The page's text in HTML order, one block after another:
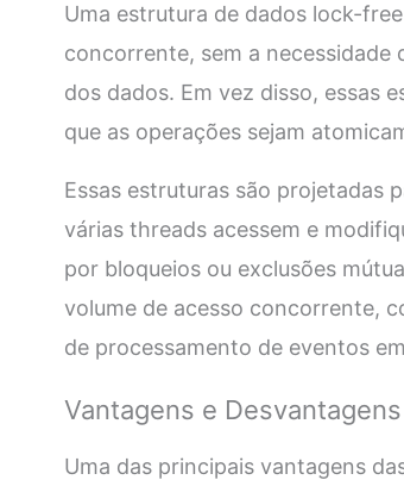
Uma estrutura de dados lock-
concorrente, sem a necessidade
dos dados. Em vez disso, essas
que as operações sejam
Essas estruturas são projetadas
várias threads acessem e
por bloqueios ou exclusões
volume de acesso concorrente,
de processamento de eventos
Vantagens e Desvantagens
Uma das principais vantagens